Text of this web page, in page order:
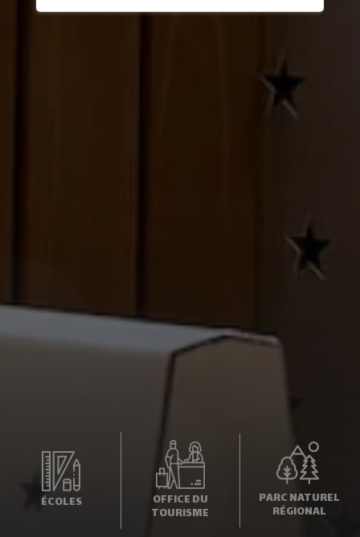
ÉCOLES OFFICE DU
TOURISME
PARC NATUREL
RÉGIONAL